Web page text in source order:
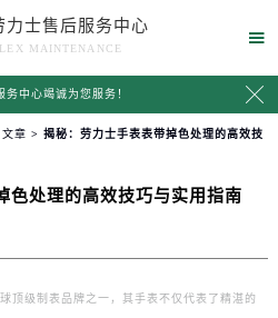
力士售后服务中心
MAINTENANCE

务中心竭诚为您服务！ 
文章 > 揭秘：劳力士手表表带掉色处理的高效技
色处理的高效技巧与实用指南
顶级制表品牌之一，其手表不仅代表了精湛的